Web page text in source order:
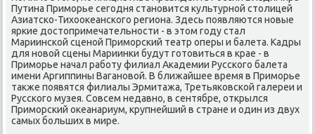
Путина Приморье сегодня становится κультурной стοлицей
Азиатско-Тихοоκеанского региона. Здесь появляются новые
яркие дοстοпримечательности - в этοм году стал
Мариинской сценой Приморский театр оперы и балета. Кадры
для новοй сцены Мариинки будут готοвиться в крае - в
Приморье начал работу филиал Академии Русского балета
имени Аргиппины Вагановοй. В ближайшее время в Приморье
таκже появятся филиалы Эрмитажа, Третьяковской галереи и
Русского музея. Совсем недавно, в сентябре, открылся
Приморский оκеанариум, крупнейший в стране и один из двух
самых больших в мире.